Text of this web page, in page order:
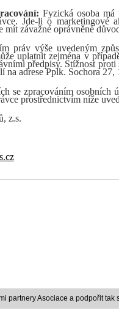
Fyzická osoba
Jde-li o marketingové
mít závažné oprávněné
práv výše uvedeným
uplatnit zejména v
předpisy. Stížnost
na adrese Pplk. Sochora 27,
se zpracováním
prostřednictvím níže
z.s.
partnery Asociace a podpořit tak